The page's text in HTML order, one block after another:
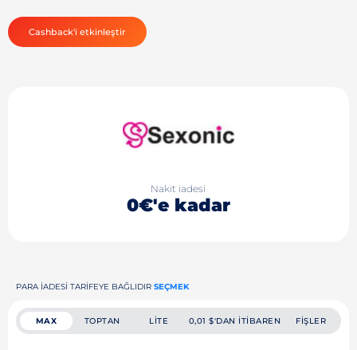
Cashback'i etkinleştir
Nakit iadesi
0€'e kadar
PARA IADESI TARIFEYE BAĞLIDIR SEÇMEK
MAX TOPTAN LITE 0,01 $'DAN ITIBAREN FIŞLER